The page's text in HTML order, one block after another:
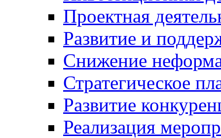
Проектная
Развитие и
Снижение
Стратегическое
Развитие
Реализация